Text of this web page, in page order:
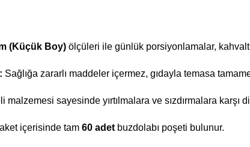
(Küçük Boy) ölçüleri ile günlük porsiyonlamalar,
Sağlığa zararlı maddeler içermez, gıdayla temasa
malzemesi sayesinde yırtılmalara ve sızdırmalara karşı
içerisinde tam 60 adet buzdolabı poşeti bulunur.